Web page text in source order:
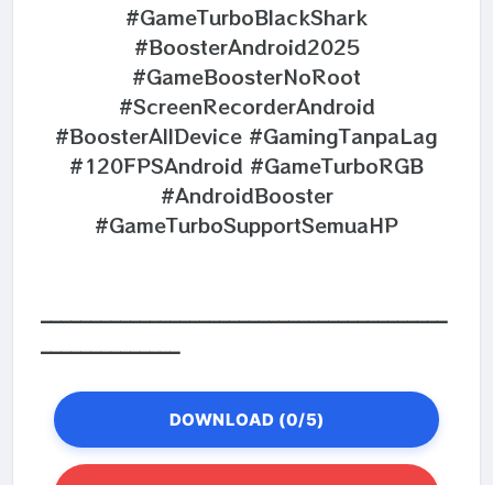
#GameTurboBlackShark
#BoosterAndroid2025
#GameBoosterNoRoot
#ScreenRecorderAndroid
#BoosterAllDevice #GamingTanpaLag
#120FPSAndroid #GameTurboRGB
#AndroidBooster
#GameTurboSupportSemuaHP
DOWNLOAD (0/5)